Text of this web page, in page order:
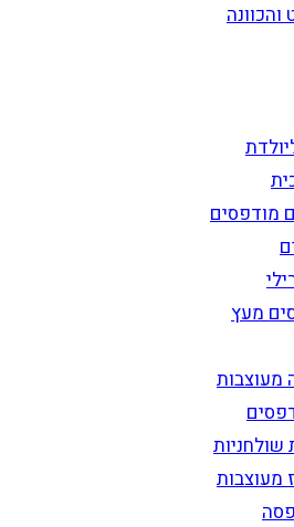
מודפסים
מעץ
מעוצבות
שולחניות
מעוצבות